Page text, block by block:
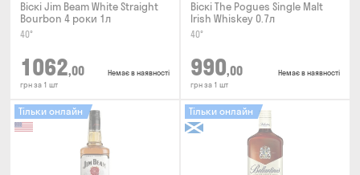
Віскі Jim Beam White Straight
Bourbon 4 роки 1л
40°
1062,00
грн за 1 шт
Немає в наявності
Віскі The Pogues Single Malt
Irish Whiskey 0.7л
40°
990,00
грн за 1 шт
Немає в наявності
Тільки онлайн Тільки онлайн